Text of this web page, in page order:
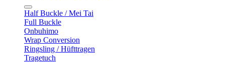
Half Buckle / Mei Tai
Full Buckle
Onbuhimo
Wrap Conversion
Ringsling / Hüfttragen
Tragetuch